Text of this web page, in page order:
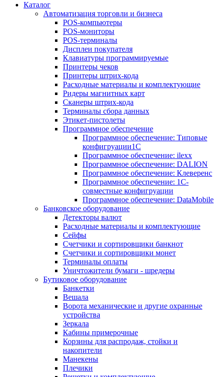
Каталог
Автоматизация торговли и бизнеса
POS-компьютеры
POS-мониторы
POS-терминалы
Дисплеи покупателя
Клавиатуры программируемые
Принтеры чеков
Принтеры штрих-кода
Расходные материалы и комплектующие
Ридеры магнитных карт
Сканеры штрих-кода
Терминалы сбора данных
Этикет-пистолеты
Программное обеспечение
Программное обеспечение: Типовые
конфигруации1С
Программное обеспечение: ilexx
Программное обеспечение: DALION
Программное обеспечение: Клеверенс
Программное обеспечение: 1С-
совместные конфигруации
Программное обеспечение: DataMobile
Банковское оборудование
Детекторы валют
Расходные материалы и комплектующие
Сейфы
Счетчики и сортировщики банкнот
Счетчики и сортировщики монет
Терминалы оплаты
Уничтожители бумаги - шредеры
Бутиковое оборудование
Банкетки
Вешала
Ворота механические и другие охранные
устройства
Зеркала
Кабины примерочные
Корзины для распродаж, стойки и
накопители
Манекены
Плечики